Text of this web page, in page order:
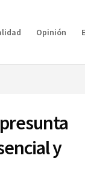
Opinión
y